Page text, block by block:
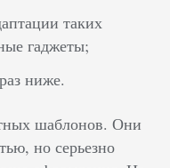
таких
гаджеты;
ниже.
шаблонов. Они
но серьезно